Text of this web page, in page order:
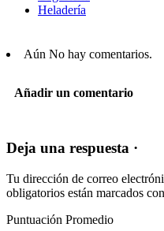
Heladería
Aún No hay comentarios.
Añadir un comentario
Deja una respuesta ·
Tu dirección de correo
obligatorios están marcados con
Puntuación Promedio